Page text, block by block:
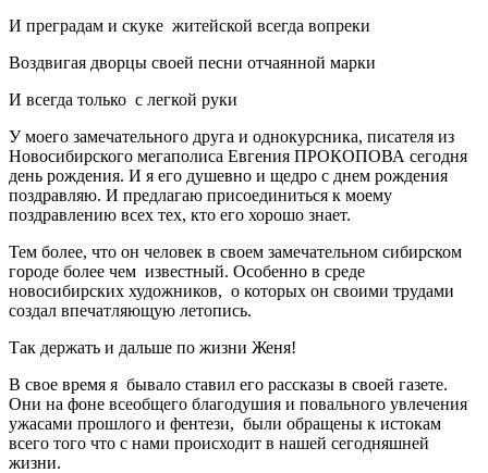
И преградам и скуке житейской всегда вопреки
Воздвигая дворцы своей песни отчаянной марки
И всегда только с легкой руки
У моего замечательного друга и однокурсника, писателя из
Новосибирского мегаполиса Евгения ПРОКОПОВА сегодня
день рождения. И я его душевно и щедро с днем рождения
поздравляю. И предлагаю присоединиться к моему
поздравлению всех тех, кто его хорошо знает.
Тем более, что он человек в своем замечательном сибирском
городе более чем известный. Особенно в среде
новосибирских художников, о которых он своими трудами
создал впечатляющую летопись.
Так держать и дальше по жизни Женя!
В свое время я бывало ставил его рассказы в своей газете.
Они на фоне всеобщего благодушия и повального увлечения
ужасами прошлого и фентези, были обращены к истокам
всего того что с нами происходит в нашей сегодняшней
жизни.